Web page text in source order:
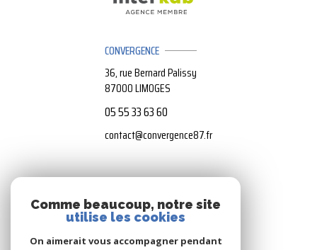
CONVERGENCE
36, rue Bernard Palissy
87000LIMOGES
05 55 33 63 60
contact@convergence87.fr
Nous suivre
Comme beaucoup, notre site
utilise les cookies
On aimerait vous accompagner pendant